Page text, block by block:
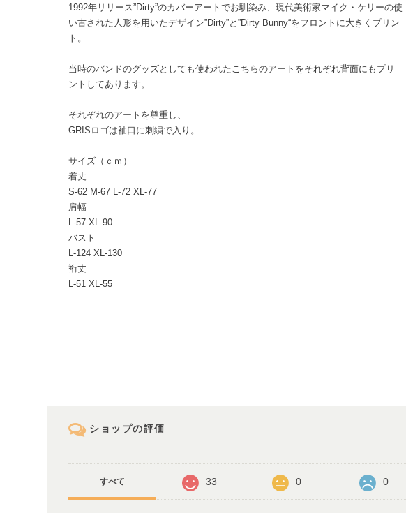
1992年リリース”Dirty”のカバーアートでお馴染み、現代美術家マイク・ケリーの使
い古された人形を用いたデザイン”Dirty”と”Dirty Bunny“をフロントに大きくプリン
ト。
当時のバンドのグッズとしても使われたこちらのアートをそれぞれ背面にもプリ
ントしてあります。
それぞれのアートを尊重し、
GRISロゴは袖口に刺繍で入り。
サイズ（ｃｍ）
着丈
S-62 M-67 L-72 XL-77
肩幅
L-57 XL-90
バスト
L-124 XL-130
裄丈
L-51 XL-55
ショップの評価
すべて 33 0 0